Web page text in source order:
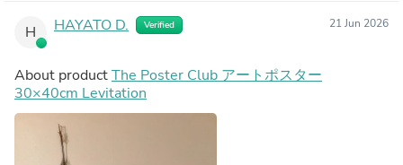
H HAYATO D. Verified 21 Jun 2026
About productThe Poster Club アートポスター
30×40cm Levitation